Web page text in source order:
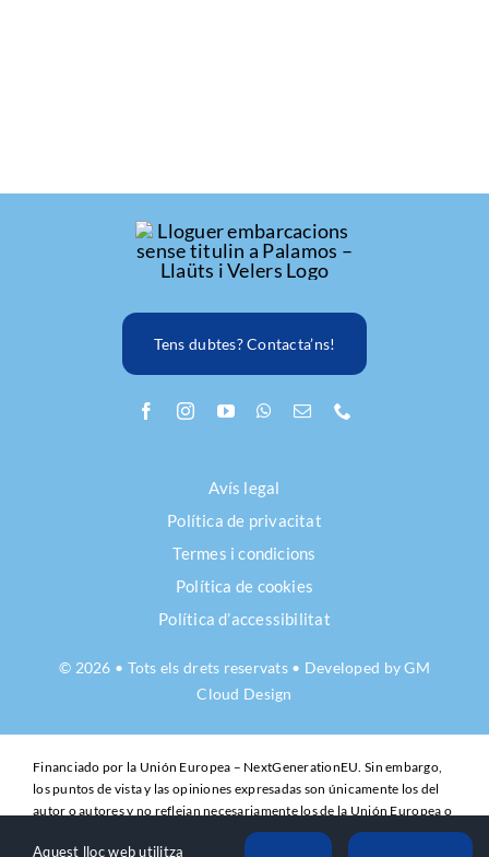
Tens dubtes? Contacta’ns!
Avís legal
Política de privacitat
Termes i condicions
Política de cookies
Política d’accessibilitat
© 2026 • Tots els drets reservats • Developed byGM
Cloud Design
Financiado por la Unión Europea – NextGenerationEU. Sin embargo,
los puntos de vista y las opiniones expresadas son únicamente los del
autor o autores y no reflejan necesariamente los de la Unión Europea o
la Comisión Europea. Ni la Unión Europea ni la Comisión Europea
Aquest lloc web utilitza